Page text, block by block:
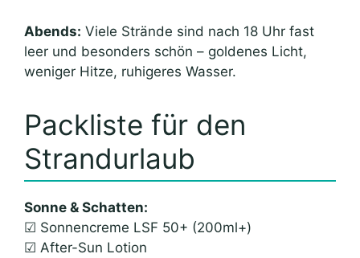
Abends: Viele Strände sind nach 18 Uhr fast
leer und besonders schön – goldenes Licht,
weniger Hitze, ruhigeres Wasser.
Packliste für den
Strandurlaub
Sonne & Schatten:
☑ Sonnencreme LSF 50+ (200ml+)
☑ After-Sun Lotion